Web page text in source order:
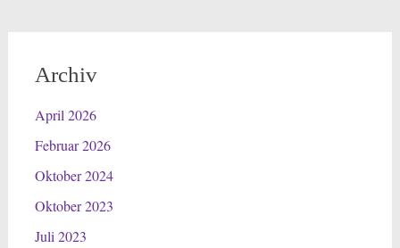
Archiv
April 2026
Februar 2026
Oktober 2024
Oktober 2023
Juli 2023